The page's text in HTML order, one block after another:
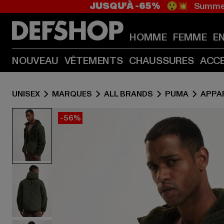
JUSQU’À -65% 😲💥
HOMME FEMME
NOUVEAU VÊTEMENTS CHAUSSURES
UNISEX MARQUES ALL BRANDS PUMA
-56%